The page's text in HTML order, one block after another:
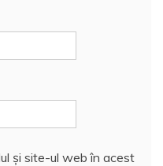
și site-ul web în acest